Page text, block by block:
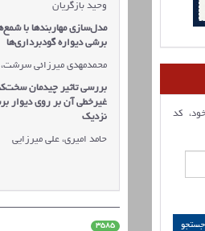
کد
وحید بازگریان
مدل‌سازی مهاربندها با
برشی دیواره گودبرداری‌ها
محمدمهدی میرزائی سرشت،
بررسی تاثیر چیدمان
غیرخطی آن بر روی دیوار
نزدیک
حامد امیری، علی میرزایی
3585